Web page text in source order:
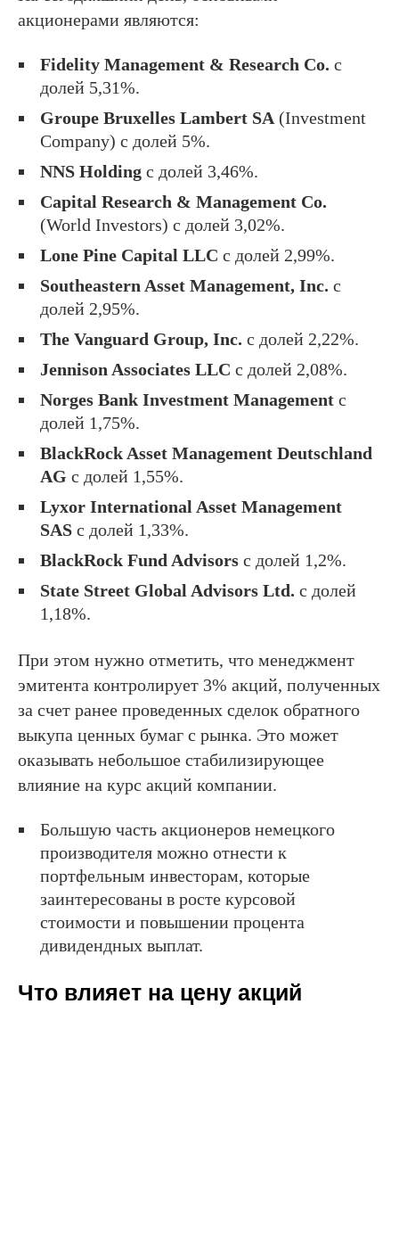
акционерами являются:
Fidelity Management & Research Co. с
долей 5,31%.
Groupe Bruxelles Lambert SA (Investment
Company) с долей 5%.
NNS Holding с долей 3,46%.
Capital Research & Management Co.
(World Investors) с долей 3,02%.
Lone Pine Capital LLC с долей 2,99%.
Southeastern Asset Management, Inc. с
долей 2,95%.
The Vanguard Group, Inc. с долей 2,22%.
Jennison Associates LLC с долей 2,08%.
Norges Bank Investment Management с
долей 1,75%.
BlackRock Asset Management Deutschland
AG с долей 1,55%.
Lyxor International Asset Management
SAS с долей 1,33%.
BlackRock Fund Advisors с долей 1,2%.
State Street Global Advisors Ltd. с долей
1,18%.
При этом нужно отметить, что менеджмент
эмитента контролирует 3% акций, полученных
за счет ранее проведенных сделок обратного
выкупа ценных бумаг с рынка. Это может
оказывать небольшое стабилизирующее
влияние на курс акций компании.
Большую часть акционеров немецкого
производителя можно отнести к
портфельным инвесторам, которые
заинтересованы в росте курсовой
стоимости и повышении процента
дивидендных выплат.
Что влияет на цену акций